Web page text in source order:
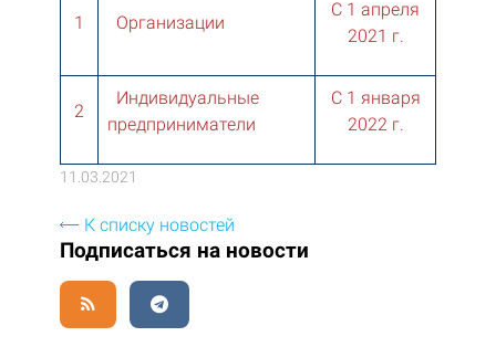
1 Организации
С 1 апреля
2021 г.
2
Индивидуальные
предприниматели
С 1 января
2022 г.
11.03.2021
К списку новостей
Подписаться на новости